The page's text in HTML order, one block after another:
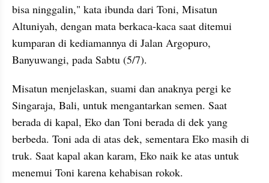
bisa ninggalin," kata ibunda dari Toni, Misatun
Altuniyah, dengan mata berkaca-kaca saat ditemui
kumparan di kediamannya di Jalan Argopuro,
Banyuwangi, pada Sabtu (5/7).
Misatun menjelaskan, suami dan anaknya pergi ke
Singaraja, Bali, untuk mengantarkan semen. Saat
berada di kapal, Eko dan Toni berada di dek yang
berbeda. Toni ada di atas dek, sementara Eko masih di
truk. Saat kapal akan karam, Eko naik ke atas untuk
menemui Toni karena kehabisan rokok.